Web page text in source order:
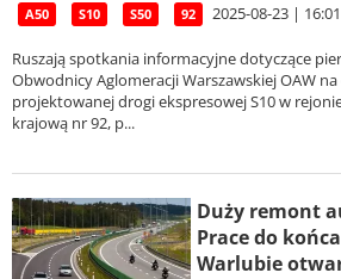
A50 S10 S50 92 2025-08-23 | 16:01
Ruszają spotkania informacyjne dotyczące
Obwodnicy Aglomeracji Warszawskiej OAW
projektowanej drogi ekspresowej S10 w
krajową nr 92, p...
Duży remont
Prace do
Warlubie